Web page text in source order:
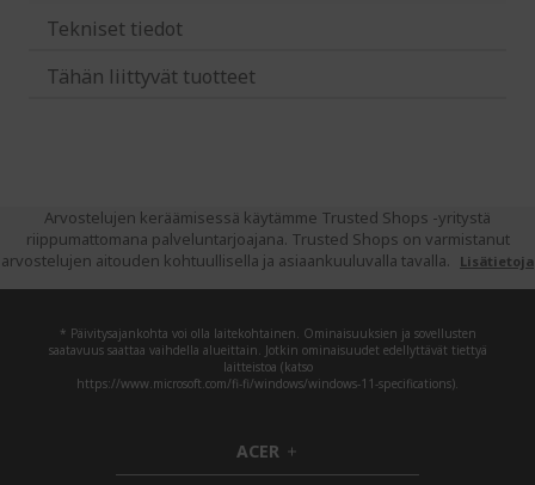
Tekniset tiedot
Tähän liittyvät tuotteet
Arvostelujen keräämisessä käytämme Trusted Shops -yritystä
riippumattomana palveluntarjoajana. Trusted Shops on varmistanut
arvostelujen aitouden kohtuullisella ja asiaankuuluvalla tavalla.
Lisätietoja
* Päivitysajankohta voi olla laitekohtainen. Ominaisuuksien ja sovellusten
saatavuus saattaa vaihdella alueittain. Jotkin ominaisuudet edellyttävät tiettyä
laitteistoa (katso
https://www.microsoft.com/fi-fi/windows/windows-11-specifications).
ACER h
i